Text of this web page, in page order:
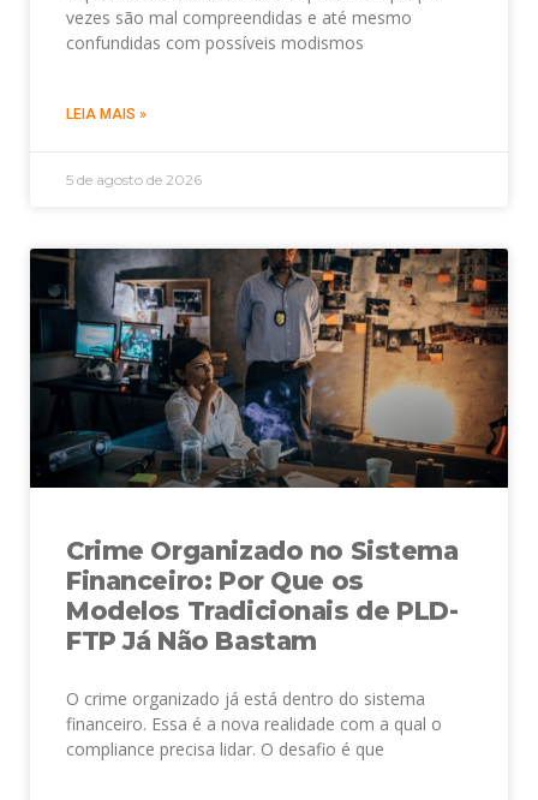
vezes são mal compreendidas e até mesmo
confundidas com possíveis modismos
LEIA MAIS »
5 de agosto de 2026
Crime Organizado no Sistema
Financeiro: Por Que os
Modelos Tradicionais de PLD-
FTP Já Não Bastam
O crime organizado já está dentro do sistema
financeiro. Essa é a nova realidade com a qual o
compliance precisa lidar. O desafio é que